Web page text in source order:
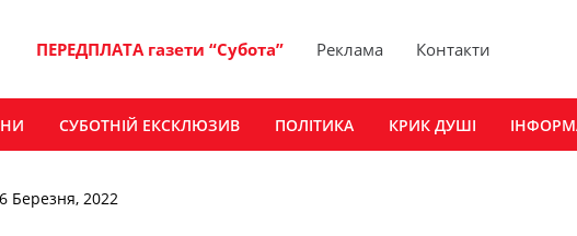
ПЕРЕДПЛАТА газети “Субота” Реклама Контакти
СУБОТНІЙ ЕКСКЛЮЗИВ ПОЛІТИКА КРИК ДУШІ
Березня, 2022